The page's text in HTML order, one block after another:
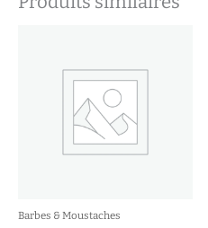
Barbes & Moustaches